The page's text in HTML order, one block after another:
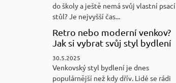
do školy a ještě nemá svůj vlastní psací
stůl? Je nejvyšší čas...
Retro nebo moderní venkov?
Jak si vybrat svůj styl bydlení
30.5.2025
Venkovský styl bydlení je dnes
populárnější než kdy dřív. Lidé se rádi